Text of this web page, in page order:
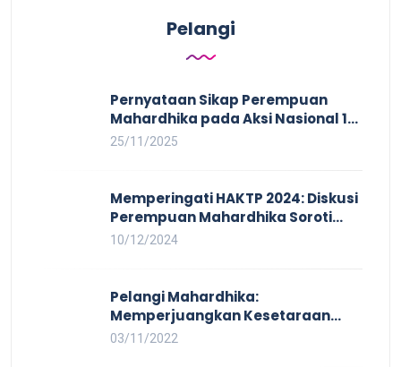
Pelangi
Pernyataan Sikap Perempuan
Mahardhika pada Aksi Nasional 16
HAKTP 2025 Kerja Layak dan Bebas
25/11/2025
Memperingati HAKTP 2024: Diskusi
Perempuan Mahardhika Soroti
Kerja Layak yang Inklusif bagi
10/12/2024
Pelangi Mahardhika:
Memperjuangkan Kesetaraan
untuk Pekerja LBTQ
03/11/2022